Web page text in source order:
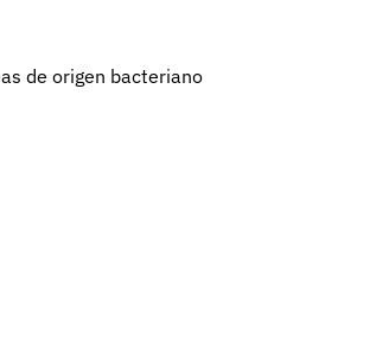
de origen bacteriano